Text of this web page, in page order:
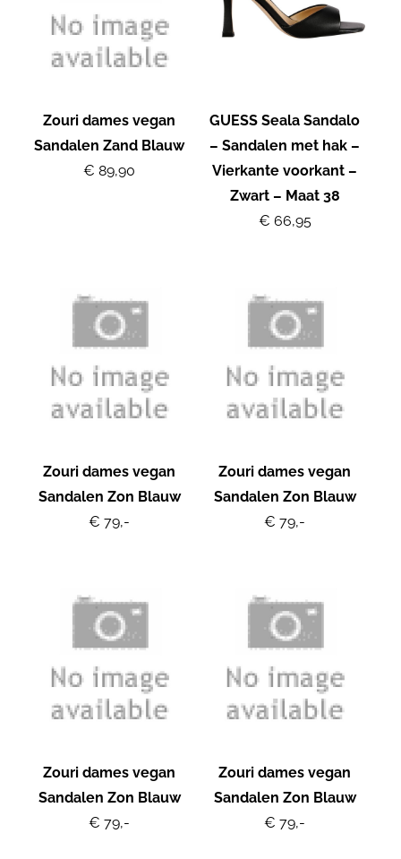
Zouri dames vegan
Sandalen Zand Blauw
€ 89,90
GUESS Seala Sandalo
– Sandalen met hak –
Vierkante voorkant –
Zwart – Maat 38
€ 66,95
Zouri dames vegan
Sandalen Zon Blauw
€ 79,-
Zouri dames vegan
Sandalen Zon Blauw
€ 79,-
Zouri dames vegan
Sandalen Zon Blauw
€ 79,-
Zouri dames vegan
Sandalen Zon Blauw
€ 79,-